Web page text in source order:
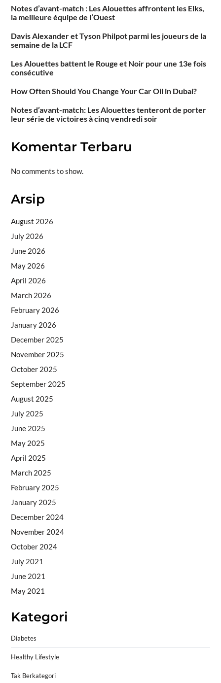
Notes d’avant-match : Les Alouettes affrontent les Elks,
la meilleure équipe de l’Ouest
Davis Alexander et Tyson Philpot parmi les joueurs de la
semaine de la LCF
Les Alouettes battent le Rouge et Noir pour une 13e fois
consécutive
How Often Should You Change Your Car Oil in Dubai?
Notes d’avant-match: Les Alouettes tenteront de porter
leur série de victoires à cinq vendredi soir
Komentar Terbaru
No comments to show.
Arsip
August 2026
July 2026
June 2026
May 2026
April 2026
March 2026
February 2026
January 2026
December 2025
November 2025
October 2025
September 2025
August 2025
July 2025
June 2025
May 2025
April 2025
March 2025
February 2025
January 2025
December 2024
November 2024
October 2024
July 2021
June 2021
May 2021
Kategori
Diabetes
Healthy Lifestyle
Tak Berkategori